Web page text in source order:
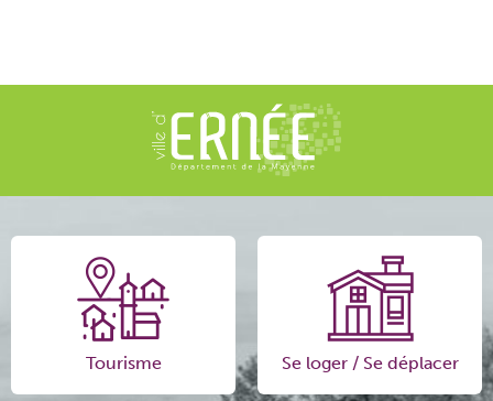
Tourisme Se loger / Se déplacer